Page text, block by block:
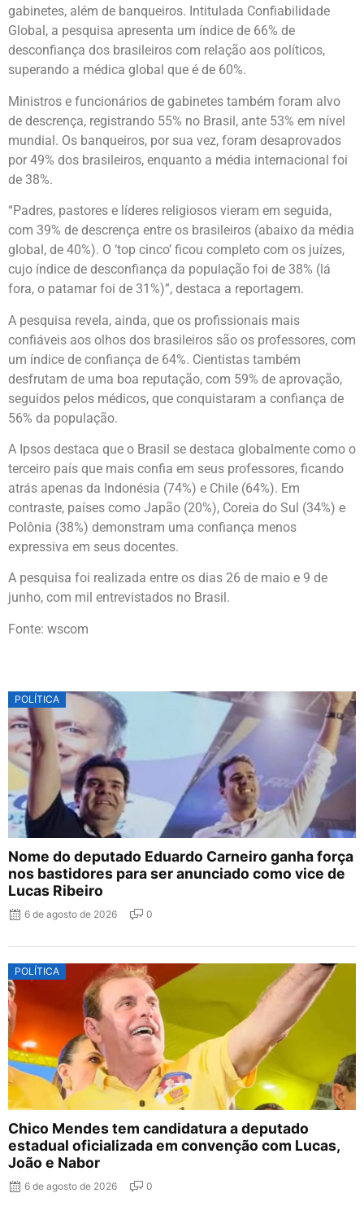
gabinetes, além de banqueiros. Intitulada Confiabilidade
Global, a pesquisa apresenta um índice de 66% de
desconfiança dos brasileiros com relação aos políticos,
superando a médica global que é de 60%.
Ministros e funcionários de gabinetes também foram alvo
de descrença, registrando 55% no Brasil, ante 53% em nível
mundial. Os banqueiros, por sua vez, foram desaprovados
por 49% dos brasileiros, enquanto a média internacional foi
de 38%.
“Padres, pastores e líderes religiosos vieram em seguida,
com 39% de descrença entre os brasileiros (abaixo da média
global, de 40%). O ‘top cinco’ ficou completo com os juízes,
cujo índice de desconfiança da população foi de 38% (lá
fora, o patamar foi de 31%)”, destaca a reportagem.
A pesquisa revela, ainda, que os profissionais mais
confiáveis aos olhos dos brasileiros são os professores, com
um índice de confiança de 64%. Cientistas também
desfrutam de uma boa reputação, com 59% de aprovação,
seguidos pelos médicos, que conquistaram a confiança de
56% da população.
A Ipsos destaca que o Brasil se destaca globalmente como o
terceiro país que mais confia em seus professores, ficando
atrás apenas da Indonésia (74%) e Chile (64%). Em
contraste, países como Japão (20%), Coreia do Sul (34%) e
Polônia (38%) demonstram uma confiança menos
expressiva em seus docentes.
A pesquisa foi realizada entre os dias 26 de maio e 9 de
junho, com mil entrevistados no Brasil.
Fonte: wscom
POLÍTICA
Nome do deputado Eduardo Carneiro ganha força
nos bastidores para ser anunciado como vice de
Lucas Ribeiro
6 de agosto de 2026 0
POLÍTICA
Chico Mendes tem candidatura a deputado
estadual oficializada em convenção com Lucas,
João e Nabor
6 de agosto de 2026 0